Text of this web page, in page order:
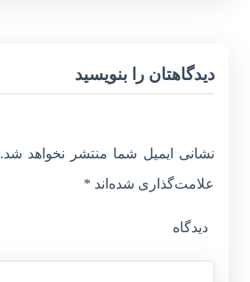
دیدگاهتان را بنویسید
نشانی ایمیل شما منتشر نخواهد شد.
علامت‌گذاری شده‌اند *
دیدگاه